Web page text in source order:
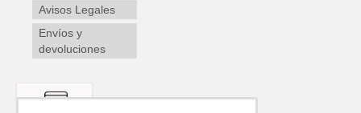
Avisos Legales
Envíos y
devoluciones